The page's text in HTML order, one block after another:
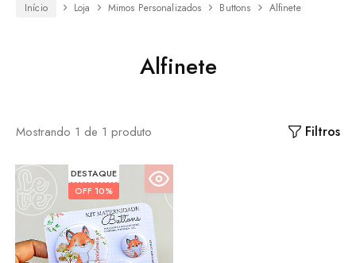
Início Loja Mimos Personalizados Buttons Alfinete
Alfinete
Mostrando 1 de 1 produto
DESTAQUE
OFF 10%